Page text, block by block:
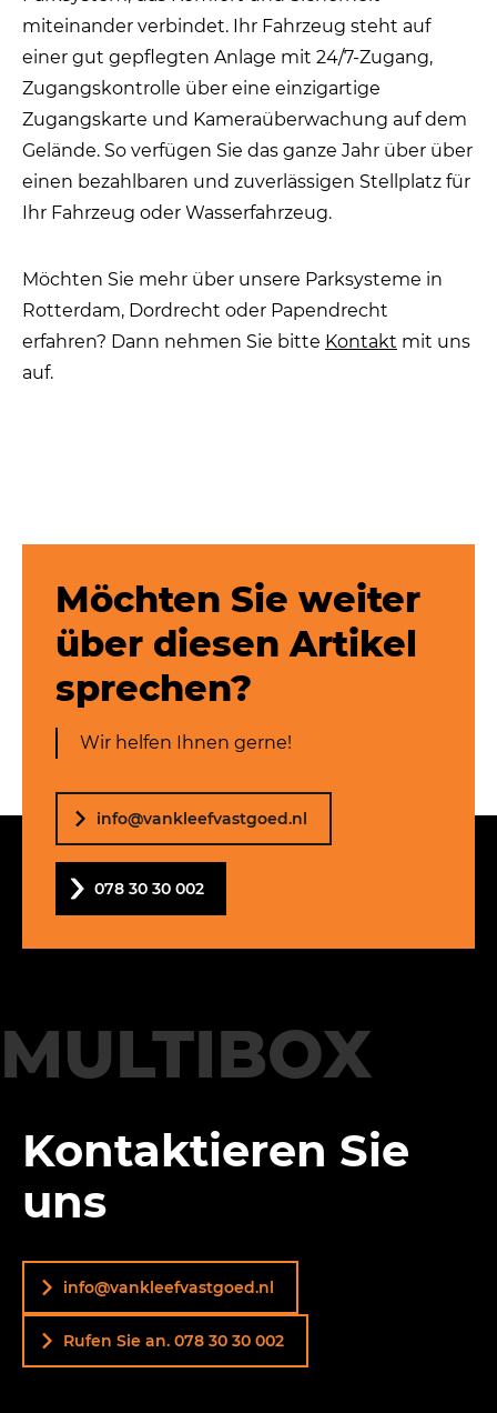
miteinander verbindet. Ihr Fahrzeug steht auf
einer gut gepflegten Anlage mit 24/7-Zugang,
Zugangskontrolle über eine einzigartige
Zugangskarte und Kameraüberwachung auf dem
Gelände. So verfügen Sie das ganze Jahr über über
einen bezahlbaren und zuverlässigen Stellplatz für
Ihr Fahrzeug oder Wasserfahrzeug.
Möchten Sie mehr über unsere Parksysteme in
Rotterdam, Dordrecht oder Papendrecht
erfahren? Dann nehmen Sie bitte Kontakt mit uns
auf.
Möchten Sie weiter
über diesen Artikel
sprechen?
Wir helfen Ihnen gerne!
info@vankleefvastgoed.nl
078 30 30 002
MULTIBOX
Kontaktieren Sie
uns
info@vankleefvastgoed.nl
Rufen Sie an. 078 30 30 002